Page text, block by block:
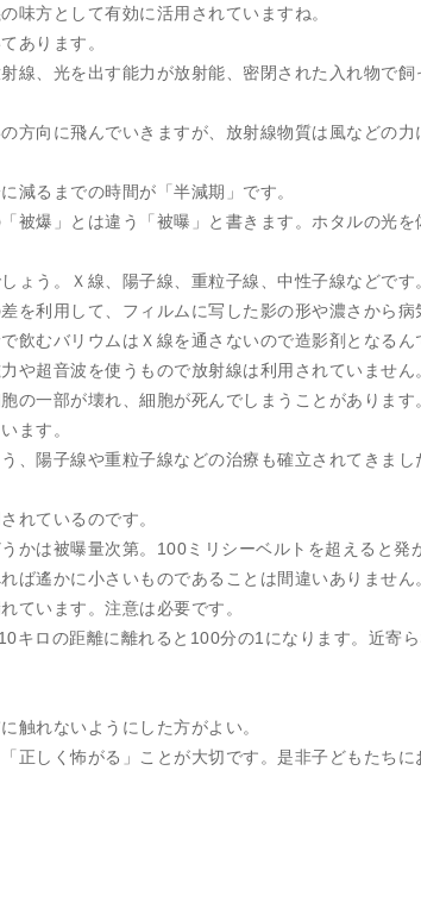
味方として有効に活用されていますね。
あります。
線、光を出す能力が放射能、密閉された入れ物で
方向に飛んでいきますが、放射線物質は風などの力
減るまでの時間が「半減期」です。
被爆」とは違う「被曝」と書きます。ホタルの光
ょう。Ｘ線、陽子線、重粒子線、中性子線などです
を利用して、フィルムに写した影の形や濃さから病
飲むバリウムはＸ線を通さないので造影剤となるん
や超音波を使うもので放射線は利用されていません
の一部が壊れ、細胞が死んでしまうことがありま
ます。
、陽子線や重粒子線などの治療も確立されてきま
れているのです。
かは被曝量次第。100ミリシーベルトを超えると発
ば遙かに小さいものであることは間違いありません
ています。注意は必要です。
キロの距離に離れると100分の1になります。近寄ら
触れないようにした方がよい。
正しく怖がる」ことが大切です。是非子どもたちに